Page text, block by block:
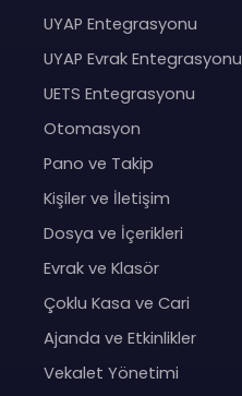
UYAP Entegrasyonu
UYAP Evrak Entegrasyonu
UETS Entegrasyonu
Otomasyon
Pano ve Takip
Kişiler ve İletişim
Dosya ve İçerikleri
Evrak ve Klasör
Çoklu Kasa ve Cari
Ajanda ve Etkinlikler
Vekalet Yönetimi